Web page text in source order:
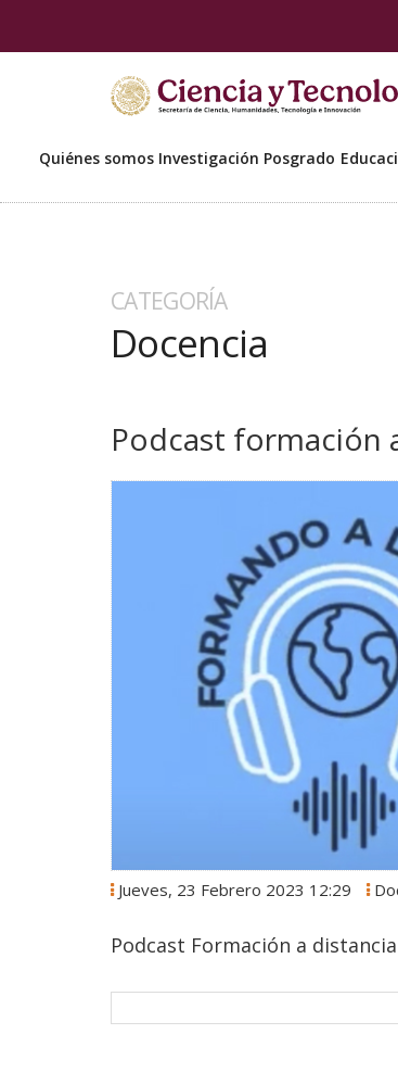
Quiénes somos Investigación Posgrado
CATEGORÍA
Docencia
Podcast formación
Jueves, 23 Febrero 2023 12:29
Podcast Formación a distancia